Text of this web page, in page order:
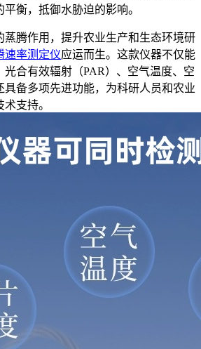
衡，抵御水胁迫的影响。
蒸腾作用，提升农业生产和生态环境研
速率测定仪应运而生。这款仪器不仅能
合有效辐射（PAR）、空气温度、空
具备多项先进功能，为科研人员和农业
支持。